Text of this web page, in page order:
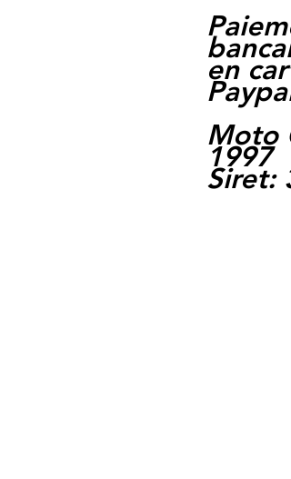
en
Moto
1997
Siret: